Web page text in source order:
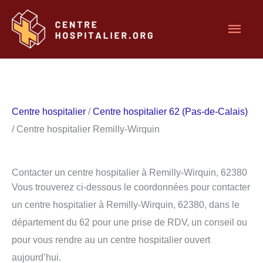
contenu
Centre hospitalier /Centre hospitalier 62 (Pas-de-Calais)
/ Centre hospitalier Remilly-Wirquin
Contacter un centre hospitalier à Remilly-Wirquin, 62380
Vous trouverez ci-dessous le coordonnées pour contacter
un centre hospitalier à Remilly-Wirquin, 62380, dans le
département du 62 pour une prise de RDV, un conseil ou
pour vous rendre au un centre hospitalier ouvert
aujourd’hui.